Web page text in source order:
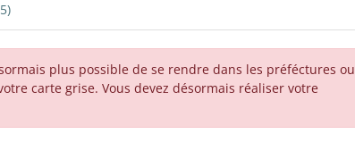
plus possible de se rendre dans les préféctures ou
carte grise. Vous devez désormais réaliser votre